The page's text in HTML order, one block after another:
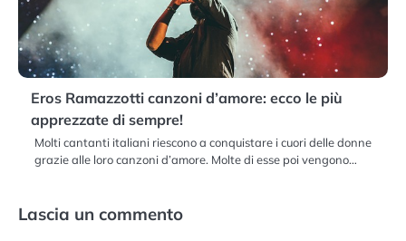
Eros Ramazzotti canzoni d’amore: ecco le più
apprezzate di sempre!
Molti cantanti italiani riescono a conquistare i cuori delle donne
grazie alle loro canzoni d’amore. Molte di esse poi vengono…
Lascia un commento